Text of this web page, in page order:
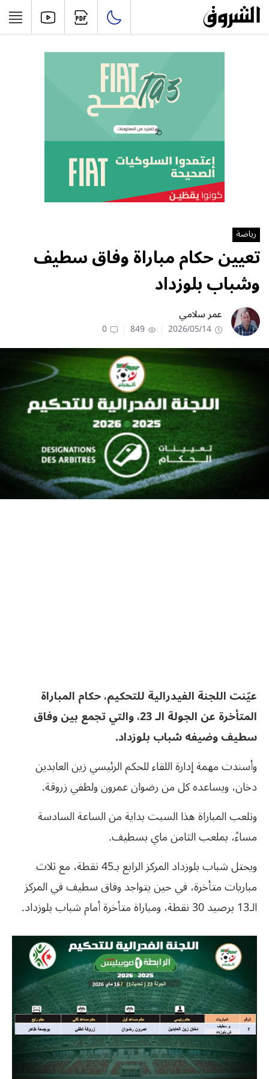
رياضة
تعيين حكام مباراة وفاق سطيف
وشباب بلوزداد
عمر سلامي
2026/05/14
849
0
عيّنت اللجنة الفيدرالية للتحكيم، حكام المباراة
المتأخرة عن الجولة الـ 23، والتي تجمع بين وفاق
سطيف وضيفه شباب بلوزداد.
وأسندت مهمة إدارة اللقاء للحكم الرئيسي زين العابدين
دخان، ويساعده كل من رضوان عمرون ولطفي زروقة.
وتلعب المباراة هذا السبت بداية من الساعة السادسة
مساءً، بملعب الثامن ماي بسطيف.
ويحتل شباب بلوزداد المركز الرابع بـ45 نقطة، مع ثلاث
مباريات متأخرة، في حين يتواجد وفاق سطيف في المركز
الـ13 برصيد 30 نقطة، ومباراة متأخرة أمام شباب بلوزداد.